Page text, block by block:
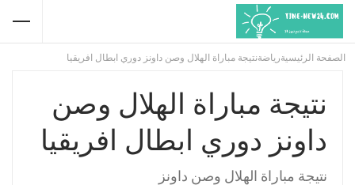
الصفحة الرئيسيةرياضةنتيجة مباراة الهلال وصن داونز دوري ابطال افريقيا
نتيجة مباراة الهلال وصن
داونز دوري ابطال افريقيا
نتيجة مباراة الهلال وصن داونز